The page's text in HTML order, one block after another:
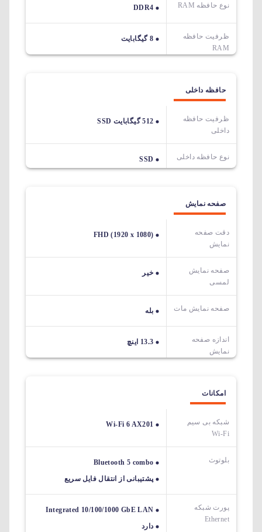
نوع حافظه RAM DDR4
ظرفیت حافظه
RAM
8 گیگابایت
حافظه داخلی
ظرفیت حافظه
داخلی
512 گیگابایت SSD
نوع حافظه داخلی SSD
صفحه نمایش
دقت صفحه
نمایش
FHD (1920 x 1080)
صفحه نمایش
لمسی
خیر
صفحه نمایش مات بله
اندازه صفحه
نمایش
13.3 اینچ
امکانات
شبکه بی سیم
Wi-Fi
Wi-Fi 6 AX201
بلوتوث
Bluetooth 5 combo
پشتیبانی از انتقال فایل سریع
پورت شبکه
Ethernet
Integrated 10/100/1000 GbE LAN
دارد